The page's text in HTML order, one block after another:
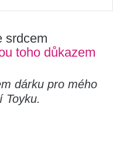
srdcem
toho důkazem
dárku pro mého
Toyku.